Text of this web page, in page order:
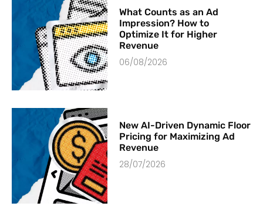
What Counts as an Ad
Impression? How to
Optimize It for Higher
Revenue
06/08/2026
New AI-Driven Dynamic Floor
Pricing for Maximizing Ad
Revenue
28/07/2026